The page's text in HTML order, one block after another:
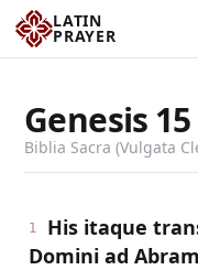
LATIN
PRAYER
Genesis 15
Biblia Sacra (Vulgata
1
His itaque
Domini ad